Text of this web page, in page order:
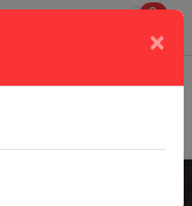
0
×